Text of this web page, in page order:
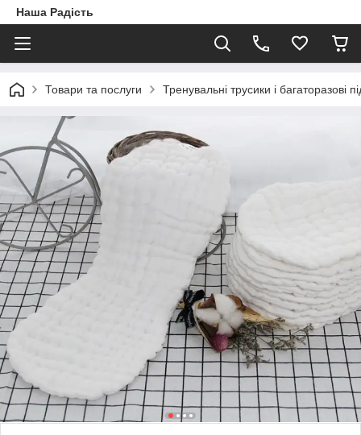
Наша Радість
Товари та послуги Тренувальні трусики і багаторазові